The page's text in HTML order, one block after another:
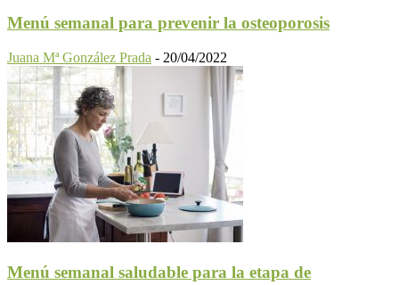
Menú semanal para prevenir la osteoporosis
Juana Mª González Prada - 20/04/2022
Menú semanal saludable para la etapa de